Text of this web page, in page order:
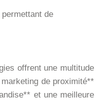
de
offrent une multitude
de proximité**
et une meilleure